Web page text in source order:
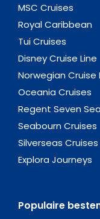
MSC Cruises
Royal Caribbean
Tui Cruises
Disney Cruise Line
Norwegian Cruise
Oceania Cruises
Regent Seven
Seabourn Cruises
Silverseas Cruises
Explora Journeys
Populaire